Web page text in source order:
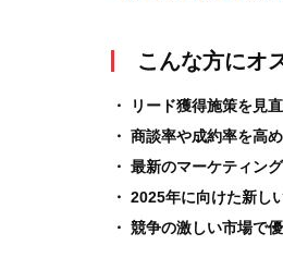
こんな方にオ
・ リード獲得施策を見
・ 商談率や成約率を高
・ 最新のマーケティン
・ 2025年に向けた新し
・ 競争の激しい市場で